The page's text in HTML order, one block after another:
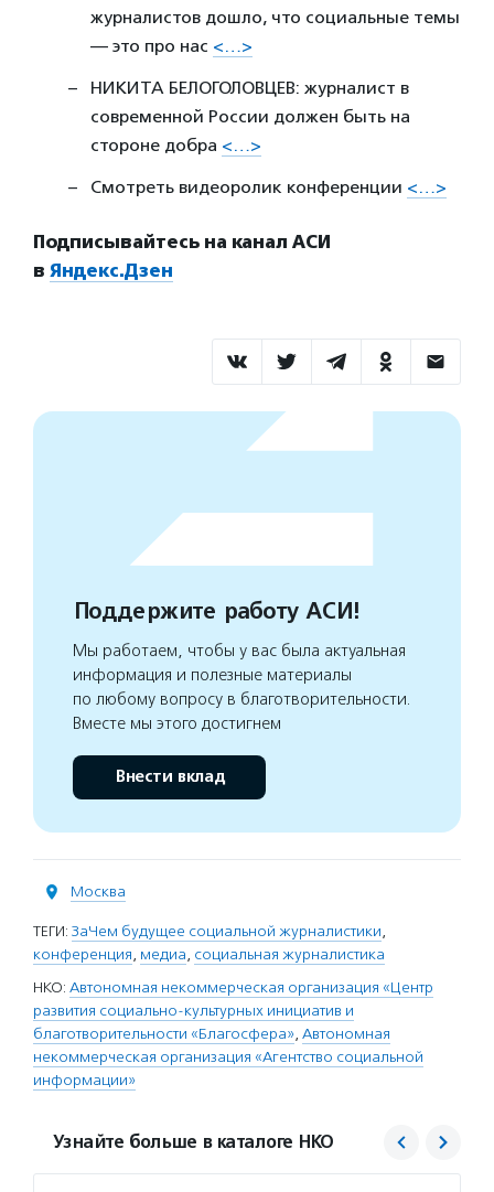
журналистов дошло, что социальные темы
— это про нас <…>
НИКИТА БЕЛОГОЛОВЦЕВ: журналист в
современной России должен быть на
стороне добра <…>
Смотреть видеоролик конференции <…>
Подписывайтесь на канал АСИ
в Яндекс.Дзен
Поддержите работу АСИ!
Мы работаем, чтобы у вас была актуальная
информация и полезные материалы
по любому вопросу в благотворительности.
Вместе мы этого достигнем
Внести вклад
Москва
ТЕГИ: ЗаЧем будущее социальной журналистики,
конференция, медиа, социальная журналистика
НКО: Автономная некоммерческая организация «Центр
развития социально-культурных инициатив и
благотворительности «Благосфера», Автономная
некоммерческая организация «Агентство социальной
информации»
Узнайте больше в каталоге НКО